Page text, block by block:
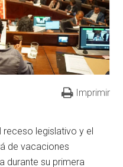
Imprimir
receso legislativo y el
de vacaciones
durante su primera